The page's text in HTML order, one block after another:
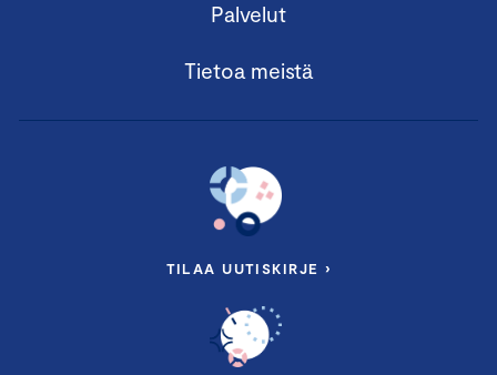
Palvelut
Tietoa meistä
TILAA UUTISKIRJE ›